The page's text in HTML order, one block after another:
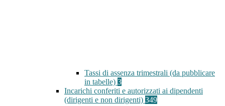
Tassi di assenza trimestrali (da pubblicare
in tabelle) 3
Incarichi conferiti e autorizzati ai dipendenti
(dirigenti e non dirigenti) 349